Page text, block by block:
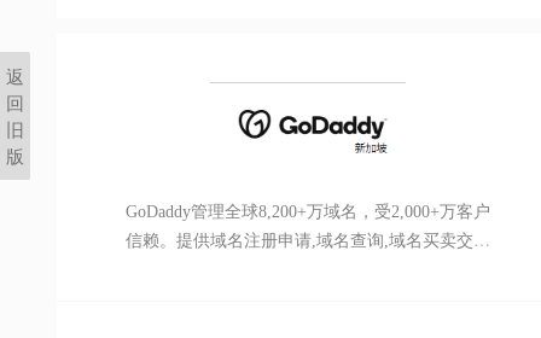
GoDaddy管理全球8,200+万域名，受2,000+万客户
信赖。提供域名注册申请,域名查询,域名买卖交
返
回
旧
版